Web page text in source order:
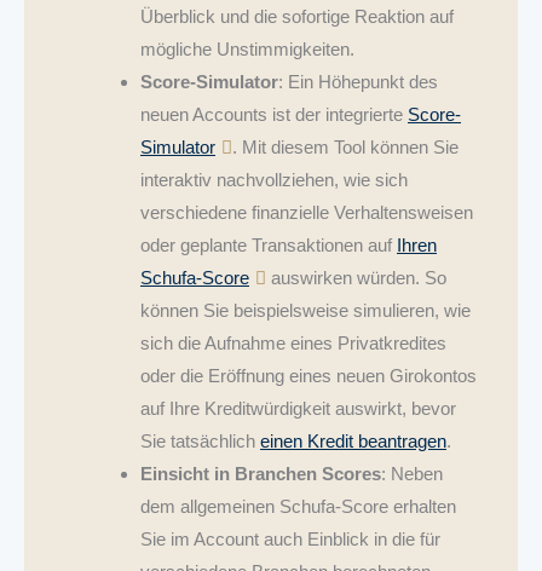
Überblick und die sofortige Reaktion auf
mögliche Unstimmigkeiten.
Score-Simulator: Ein Höhepunkt des
neuen Accounts ist der integrierte Score-
Simulator
. Mit diesem Tool können Sie
interaktiv nachvollziehen, wie sich
verschiedene finanzielle Verhaltensweisen
oder geplante Transaktionen auf Ihren
Schufa-Score
auswirken würden. So
können Sie beispielsweise simulieren, wie
sich die Aufnahme eines Privatkredites
oder die Eröffnung eines neuen Girokontos
auf Ihre Kreditwürdigkeit auswirkt, bevor
Sie tatsächlich einen Kredit beantragen.
Einsicht in Branchen Scores: Neben
dem allgemeinen Schufa-Score erhalten
Sie im Account auch Einblick in die für